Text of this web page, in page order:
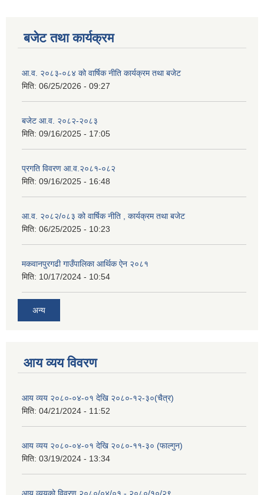
बजेट तथा कार्यक्रम
आ.व. २०८३-०८४ को वार्षिक नीति कार्यक्रम तथा बजेट
मिति: 06/25/2026 - 09:27
बजेट आ.व. २०८२-२०८३
मिति: 09/16/2025 - 17:05
प्रगति विवरण आ.व.२०८१-०८२
मिति: 09/16/2025 - 16:48
आ.व. २०८२/०८३ को वार्षिक नीति , कार्यक्रम तथा बजेट
मिति: 06/25/2025 - 10:23
मकवानपुरगढी गाउँपालिका आर्थिक ‌‌‌ऐन २०८१
मिति: 10/17/2024 - 10:54
अन्य
आय व्यय विवरण
आय व्यय २०८०-०४-०१ देखि २०८०-१२-३०(चैत्र)
मिति: 04/21/2024 - 11:52
आय व्यय २०८०-०४-०१ देखि २०८०-११-३० (फाल्गुन)
मिति: 03/19/2024 - 13:34
आय व्ययको विवरण २०८०/०४/०१ - २०८०/१०/२९